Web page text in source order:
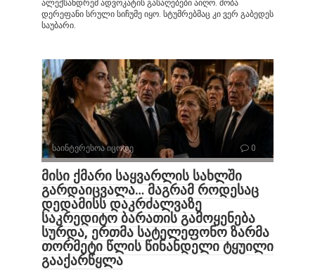
ალექსანდრემ ადვოკატის გასაღებები აიღო. შობა
დერეფანი სრული სიჩუმე იყო. სტუმრებმაც კი ვერ გაბედეს
საუბარი.
საინტერესოა იცოდე 0
მისი ქმარი საყვარლის სახლში
გარდაიცვალა… მაგრამ როდესაც
დედამისს დაკრძალვაზე
საკრედიტო ბარათის გამოყენება
სურდა, ერთმა სატელეფონო ზარმა
თორმეტი წლის წინანდელი ტყუილი
გააქარწყლა